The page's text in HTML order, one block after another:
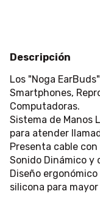
Descripción
Los "Noga
Smartphones,
Computadoras.
Sistema de Manos
para atender
Presenta cable
Sonido Dinámico y
Diseño
silicona para